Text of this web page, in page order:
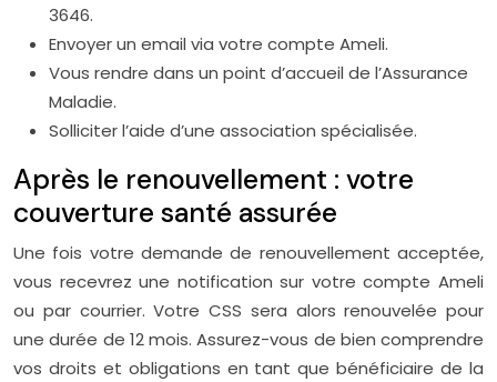
3646.
Envoyer un email via votre compte Ameli.
Vous rendre dans un point d’accueil de l’Assurance
Maladie.
Solliciter l’aide d’une association spécialisée.
Après le renouvellement : votre
couverture santé assurée
Une fois votre demande de renouvellement acceptée,
vous recevrez une notification sur votre compte Ameli
ou par courrier. Votre CSS sera alors renouvelée pour
une durée de 12 mois. Assurez-vous de bien comprendre
vos droits et obligations en tant que bénéficiaire de la